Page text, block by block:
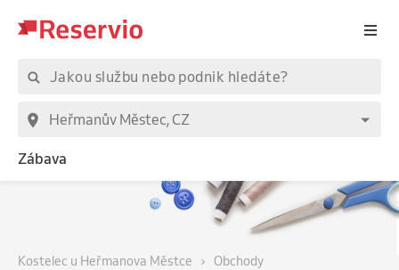
Zábava
Kostelec u Heřmanova Městce Obchody